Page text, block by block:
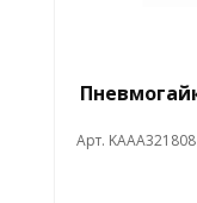
Арт. KAAA321808